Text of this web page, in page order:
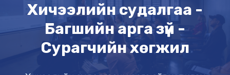
Хичээлийн судалгаа -
Багшийн арга зүй -
Сурагчийн хөгжил